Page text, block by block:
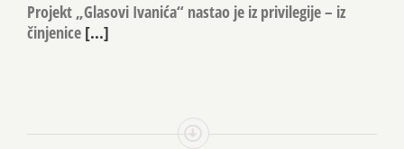
Projekt „Glasovi Ivanića“ nastao je iz privilegije – iz
činjenice [...]